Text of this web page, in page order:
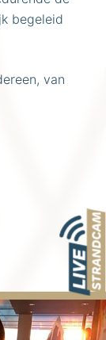
begeleid
van